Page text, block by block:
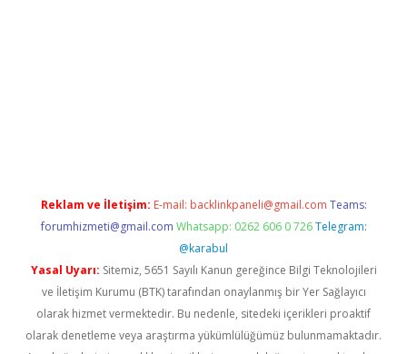
Reklam ve İletişim: E-mail: backlinkpaneli@gmail.com Teams:
forumhizmeti@gmail.com Whatsapp: 0262 606 0 726 Telegram:
@karabul
Yasal Uyarı: Sitemiz, 5651 Sayılı Kanun gereğince Bilgi Teknolojileri
ve İletişim Kurumu (BTK) tarafından onaylanmış bir Yer Sağlayıcı
olarak hizmet vermektedir. Bu nedenle, sitedeki içerikleri proaktif
olarak denetleme veya araştırma yükümlülüğümüz bulunmamaktadır.